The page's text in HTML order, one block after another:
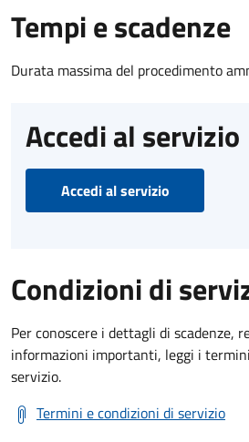
Tempi e scadenze
Durata massima del procedimento
Accedi al servizio
Accedi al servizio
Condizioni di
Per conoscere i dettagli di scadenze,
informazioni importanti, leggi i
servizio.
Termini e condizioni di servizio